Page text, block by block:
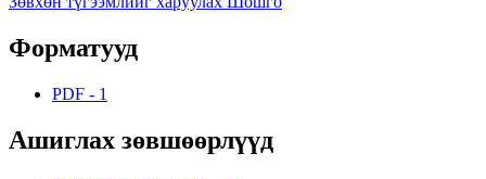
Форматууд
PDF - 1
Ашиглах зөвшөөрлүүд